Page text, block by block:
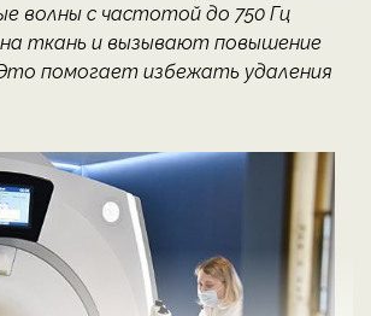
волны с частотой до 750 Гц
ткань и вызывают повышение
помогает избежать удаления